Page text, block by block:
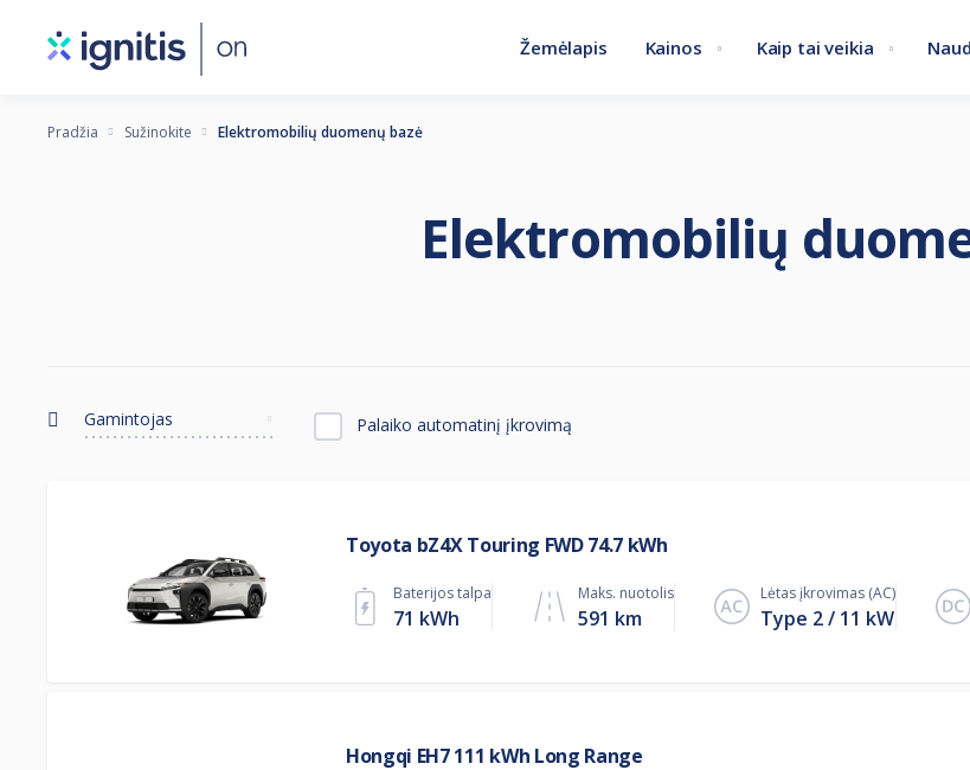
Žemėlapis Kainos Kaip tai veikia
Pradžia Sužinokite Elektromobilių duomenų bazė
Elektromobilių
Gamintojas Palaiko automatinį įkrovimą
Toyota bZ4X Touring FWD 74.7 kWh
Baterijos talpa
71 kWh
Maks. nuotolis
591 km
Lėtas įkrovimas (AC)
Type 2 11 kW
Hongqi EH7 111 kWh Long Range